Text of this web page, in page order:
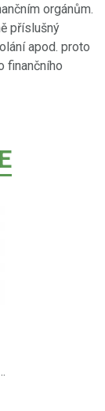
orgánům.
příslušný
apod. proto
finančního
daně z nemovitostí od r.2011